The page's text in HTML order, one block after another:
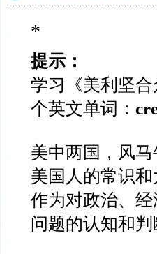
*
提示：
学习《美利坚
个英文单词：
美中两国，风马
美国人的常识
作为对政治、
问题的认知和判